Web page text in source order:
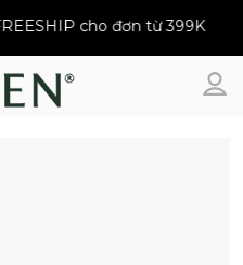
FREESHIP cho đơn từ 399K